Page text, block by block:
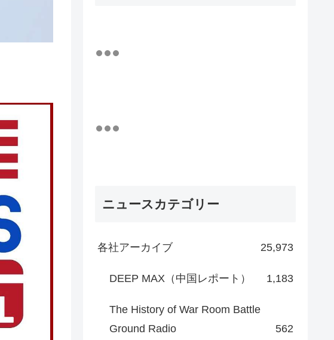
ニュースカテゴリー
各社アーカイブ 25,973
DEEP MAX（中国レポート） 1,183
The History of War Room Battle
Ground Radio
562